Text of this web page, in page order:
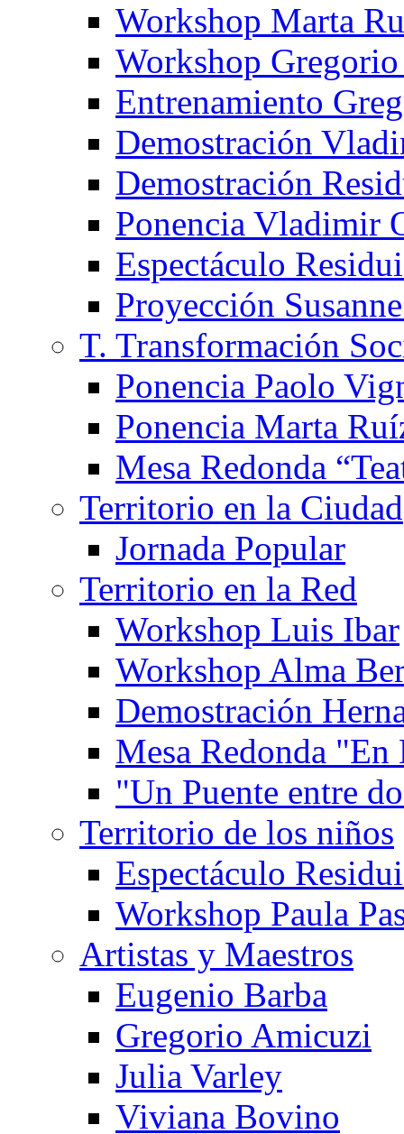
Workshop Marta
Workshop
Entrenamiento
Demostración
Demostración
Ponencia Vladimir
Espectáculo
Proyección
T. Transformación
Ponencia Paolo
Ponencia Marta
Mesa Redonda
Territorio en la Ciudad
Jornada Popular
Territorio en la Red
Workshop Luis Ibar
Workshop Alma
Demostración
Mesa Redonda
"Un Puente entre
Territorio de los niños
Espectáculo
Workshop Paula
Artistas y Maestros
Eugenio Barba
Gregorio Amicuzi
Julia Varley
Viviana Bovino